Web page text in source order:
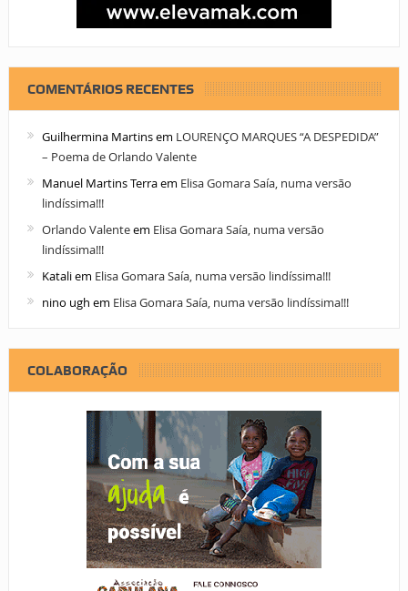
COMENTÁRIOS RECENTES
Guilhermina Martinsem LOURENÇO MARQUES “A DESPEDIDA”
– Poema de Orlando Valente
Manuel Martins Terraem Elisa Gomara Saía, numa versão
lindíssima!!!
Orlando Valenteem Elisa Gomara Saía, numa versão
lindíssima!!!
Kataliem Elisa Gomara Saía, numa versão lindíssima!!!
nino ugh em Elisa Gomara Saía, numa versão lindíssima!!!
COLABORAÇÃO